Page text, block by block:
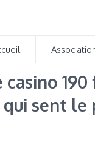
casino
sent le